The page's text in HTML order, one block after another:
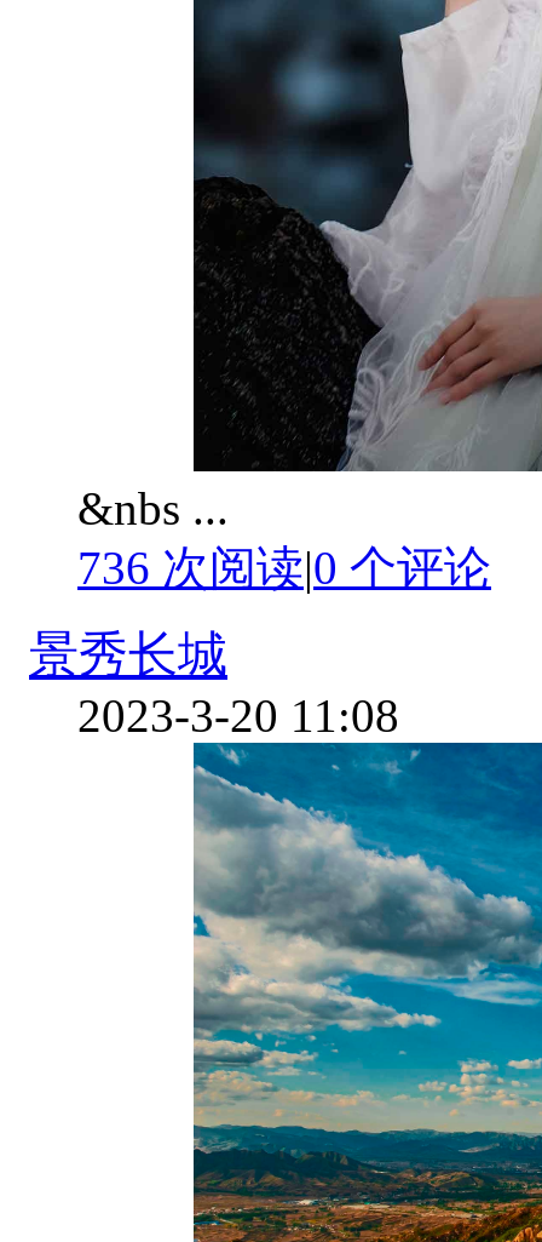
&nbs ...
736 次阅读|0 个评论
景秀长城
2023-3-20 11:08